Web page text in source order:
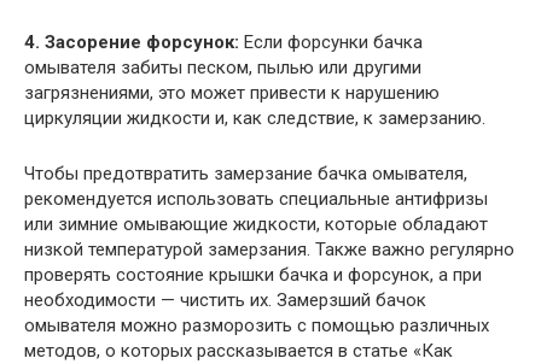
4. Засорение форсунок: Если форсунки бачка
омывателя забиты песком, пылью или другими
загрязнениями, это может привести к нарушению
циркуляции жидкости и, как следствие, к замерзанию.
Чтобы предотвратить замерзание бачка омывателя,
рекомендуется использовать специальные антифризы
или зимние омывающие жидкости, которые обладают
низкой температурой замерзания. Также важно регулярно
проверять состояние крышки бачка и форсунок, а при
необходимости — чистить их. Замерзший бачок
омывателя можно разморозить с помощью различных
методов, о которых рассказывается в статье «Как